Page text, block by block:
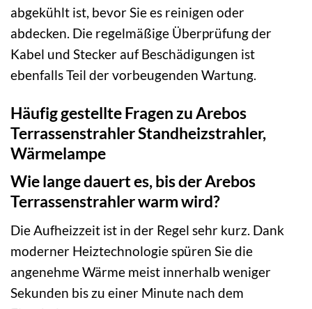
abgekühlt ist, bevor Sie es reinigen oder
abdecken. Die regelmäßige Überprüfung der
Kabel und Stecker auf Beschädigungen ist
ebenfalls Teil der vorbeugenden Wartung.
Häufig gestellte Fragen zu Arebos
Terrassenstrahler Standheizstrahler,
Wärmelampe
Wie lange dauert es, bis der Arebos
Terrassenstrahler warm wird?
Die Aufheizzeit ist in der Regel sehr kurz. Dank
moderner Heiztechnologie spüren Sie die
angenehme Wärme meist innerhalb weniger
Sekunden bis zu einer Minute nach dem